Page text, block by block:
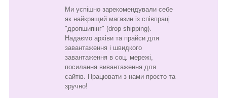
Ми успішно зарекомендували себе
як найкращий магазин із співпраці
"дропшипінг" (drop shipping).
Надаємо архіви та прайси для
завантаження і швидкого
завантаження в соц. мережі,
посилання вивантаження для
сайтів. Працювати з нами просто та
зручно!